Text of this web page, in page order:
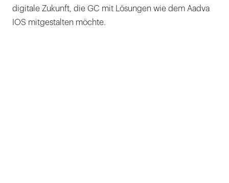
digitale Zukunft, die GC mit Lösungen wie dem Aadva
IOS mitgestalten möchte.